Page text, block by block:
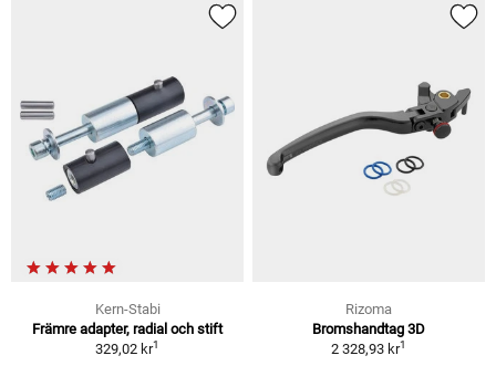
Kern-Stabi
Främre adapter, radial och stift
329,02 kr1
Rizoma
Bromshandtag 3D
2 328,93 kr1